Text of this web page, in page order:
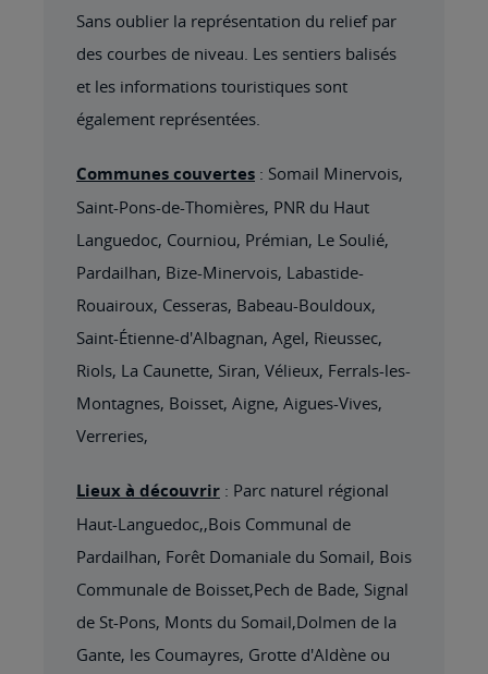
Sans oublier la représentation du relief par
des courbes de niveau. Les sentiers balisés
et les informations touristiques sont
également représentées.
Communes couvertes : Somail Minervois,
Saint-Pons-de-Thomières, PNR du Haut
Languedoc, Courniou, Prémian, Le Soulié,
Pardailhan, Bize-Minervois, Labastide-
Rouairoux, Cesseras, Babeau-Bouldoux,
Saint-Étienne-d'Albagnan, Agel, Rieussec,
Riols, La Caunette, Siran, Vélieux, Ferrals-les-
Montagnes, Boisset, Aigne, Aigues-Vives,
Verreries,
Lieux à découvrir : Parc naturel régional
Haut-Languedoc,,Bois Communal de
Pardailhan, Forêt Domaniale du Somail, Bois
Communale de Boisset,Pech de Bade, Signal
de St-Pons, Monts du Somail,Dolmen de la
Gante, les Coumayres, Grotte d'Aldène ou